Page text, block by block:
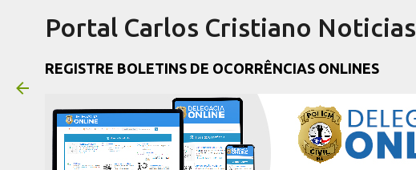
Portal Carlos Cristiano Noticias
REGISTRE BOLETINS DE OCORRÊNCIAS ONLINES